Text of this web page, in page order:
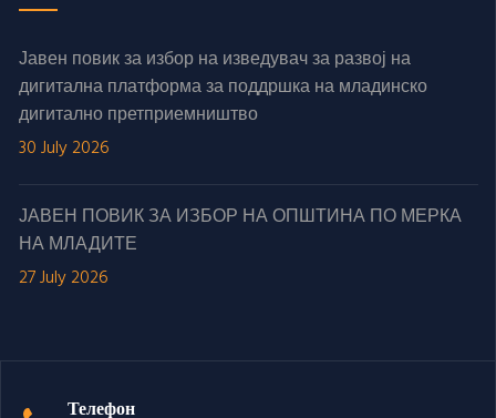
Јавен повик за избор на изведувач за развој на
дигитална платформа за поддршка на младинско
дигитално претприемништво
30 July 2026
ЈАВЕН ПОВИК ЗА ИЗБОР НА ОПШТИНА ПО МЕРКА
НА МЛАДИТЕ
27 July 2026
Телефон